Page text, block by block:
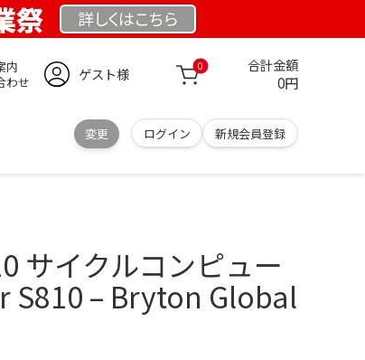
祭 詳しくはこちら
内
わせ
ゲスト様 0 合計金額
0円
変更 ログイン 新規会員登録
サイクルコンピュー
S810 – Bryton Global